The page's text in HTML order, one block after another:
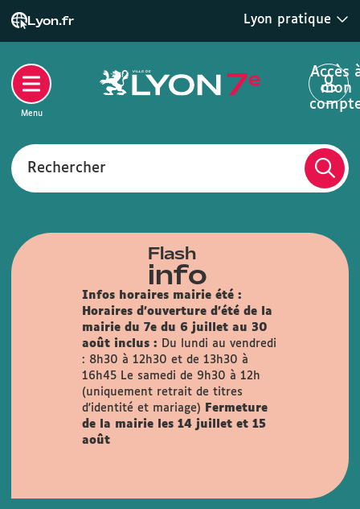
Lyon.fr Lyon pratique
Rechercher
Accès
mon
Menu
Flash
info
Infos horaires mairie été :
Horaires d'ouverture d'été de la
mairie du 7e du 6 juillet au 30
août inclus :
Du lundi au vendredi
: 8h30 à 12h30 et de 13h30 à
16h45
Le samedi de 9h30 à 12h
(uniquement retrait de titres
d'identité et mariage)
Fermeture
de la mairie les 14 juillet et 15
août